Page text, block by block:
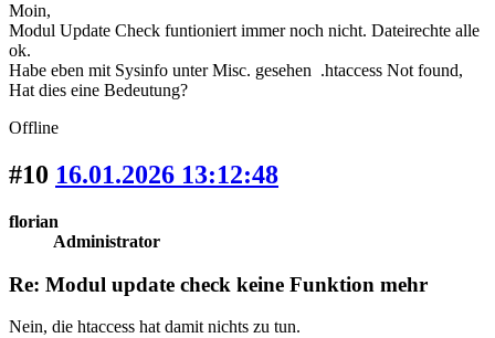
Moin,
Modul Update Check funtioniert immer noch nicht. Dateirechte alle
ok.
Habe eben mit Sysinfo unter Misc. gesehen .htaccess Not found,
Hat dies eine Bedeutung?
Offline
#10 16.01.2026 13:12:48
florian
Administrator
Re: Modul update check keine Funktion mehr
Nein, die htaccess hat damit nichts zu tun.